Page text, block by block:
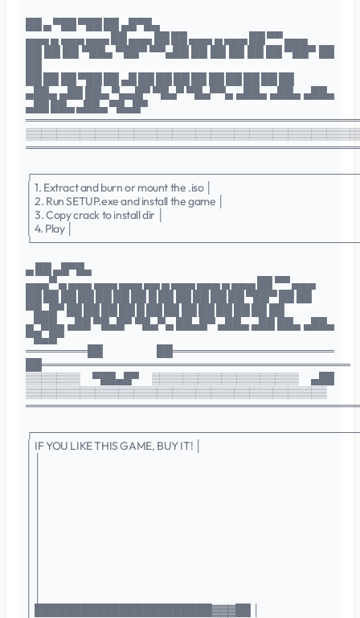
██ ▄ ▀██ ▀██ ██ ▄█▀█▄
▄▄▄ ▄ ▄▄▄ ▄▄▄ ██ ▄▄▄ ██ ██ ▄▄▄ ▄ ▄▄▄ ██ ▀▀ ▄▄▄
██ ██ ██ ▀██▄ ▀██▀ ▀▀▄██ ██ ██ ██ ██ ██ ▀██▀ ██
██ ██ ██ ▀██ ██ ▄█ ██ ██ ██ ██ ██ ██ ██ ██ ██
▄██▄ ▄██ ██▄ ▀▄▄█▀ ▀█▄▀ ▀█▄▀▀▄ ▄██▄ ▄██▄ ▄██▄
▄██ ██▄ ▄██▄ ▀█▄█▀
│ 1. Extract and burn or mount the .iso │
│ 2. Run SETUP.exe and install the game │
│ 3. Copy crack to install dir │
│ 4. Play │
▄ ██ ▄█▀█▄
▄▄▄▀ ▄ ▄▄▄ ▄▄▄ ▄▄▄ ▄▄ ▄ ▄▄▄ ▄▄▄ ▄ ▄▄▄ ██ ▀▀ ▄▄▄
██ ██ ██ ██ ██ ██ ██ █ ██ ██ ██ ██ ██ ▀██▀ ██ ██
▀█▄█▀ ██ ██ ██ ██ █ ██ ██ ██ ██ ██ ██ ██ ██
▄▀██▄ ▄██ ▀█▄█▀ ▀█▄▀▄ ██▄█▀ ▄██▄ ▄██ ██▄ ▄██▄
▀█▄█▀
════════██ ██═════════════════════
██════════════════════════════════════════
▒▒▒▒▒▒▒ ▀██▄█▀ ▒▒▒▒▒▒▒▒▒▒▒▒▒▒▒▒▒▒▒ ▄██
▒▒▒▒▒▒▒▒▒▒▒▒▒▒▒▒▒▒▒▒▒▒▒▒▒▒▒▒▒▒▒▒▒▒▒▒▒▒▒
│ IF YOU LIKE THIS GAME, BUY IT! │
│ ███████████████████████▓▓▓██ │